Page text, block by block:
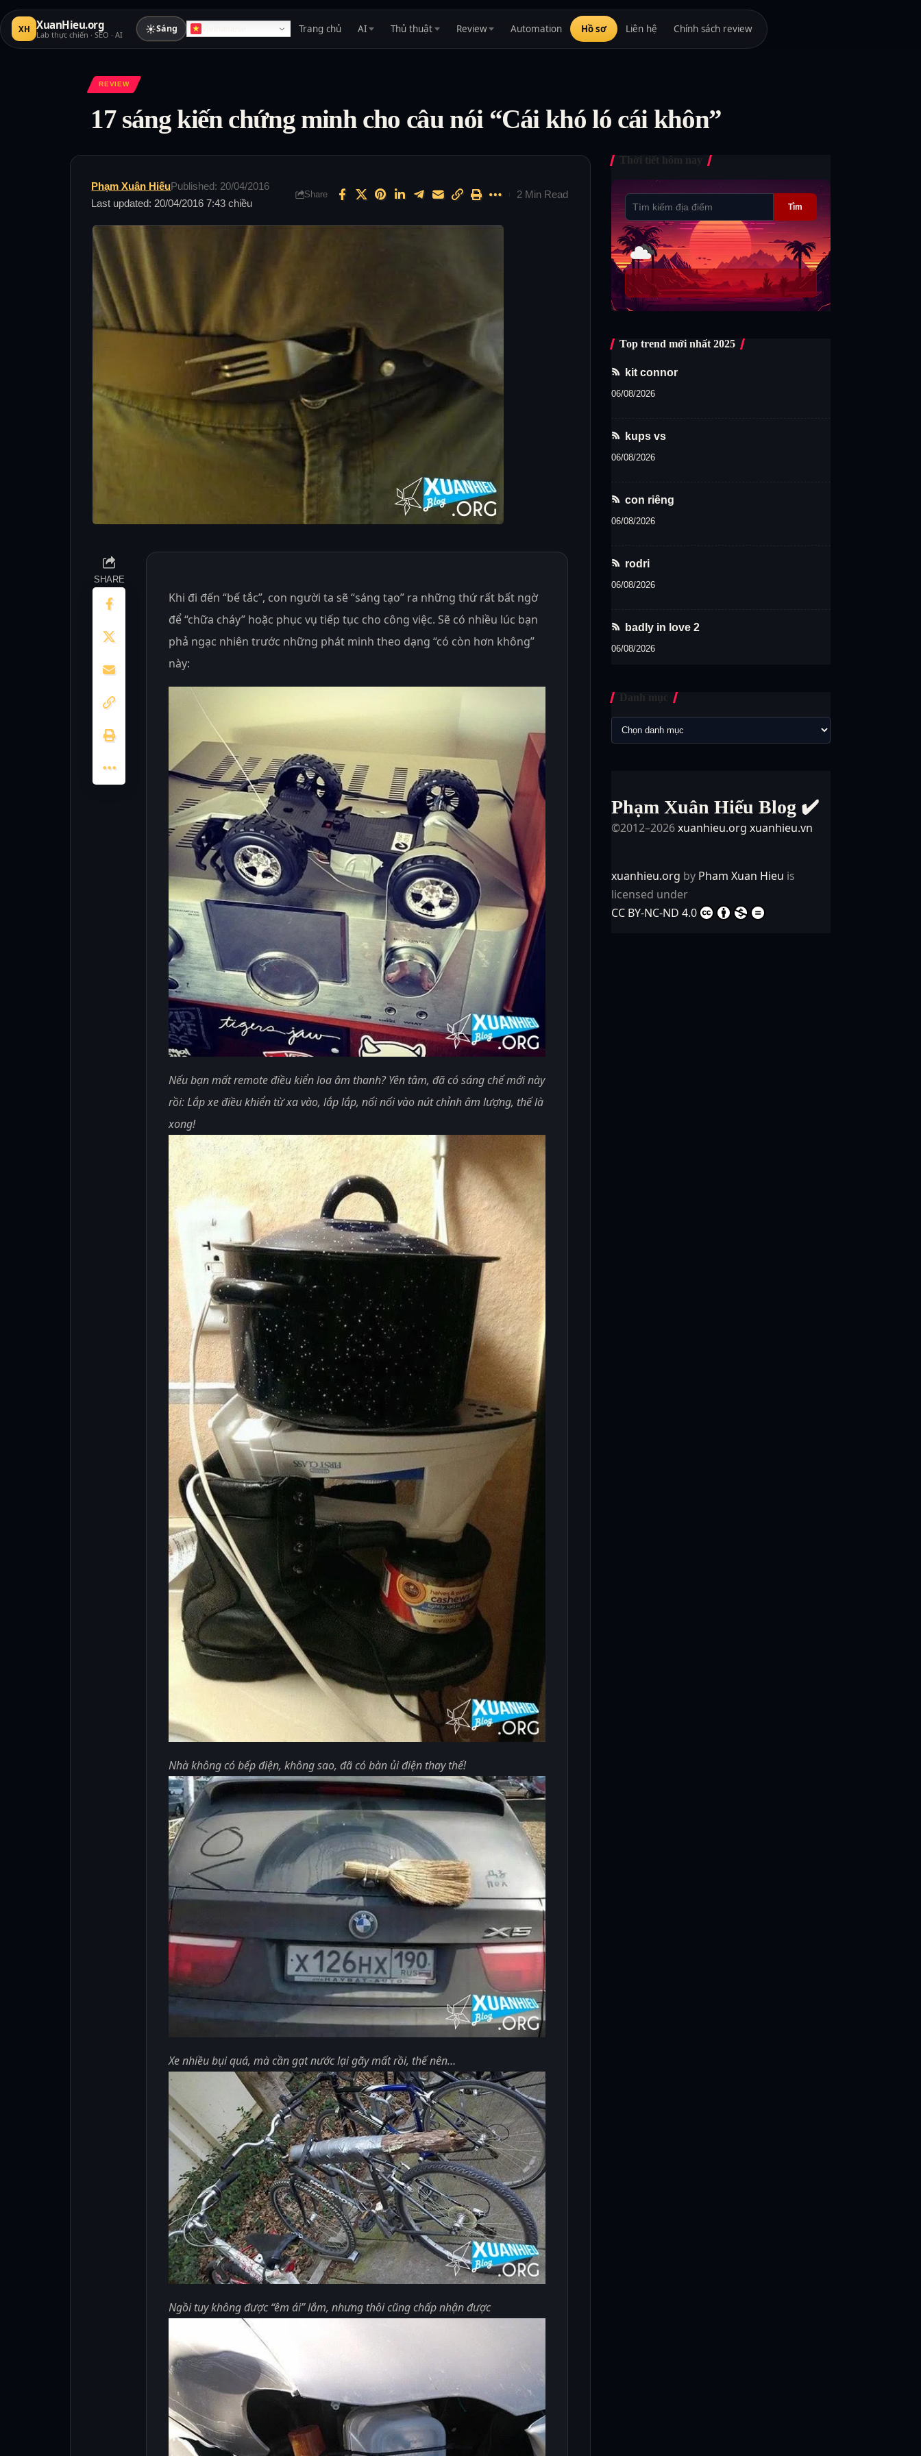
XH XuanHieu.org
Lab thực chiến · SEO · AI ☀Sáng Trang chủ AI Thủ thuật Review Automation Hồ sơ Liên hệ Chính sách review
REVIEW
17 sáng kiến chứng minh cho câu nói “Cái khó ló cái khôn”
Last updated: 20/04/2016 7:43 chiều
Phạm Xuân HiếuPublished: 20/04/2016
Share 2 Min Read
SHARE
Khi đi đến “bế tắc”, con người ta sẽ “sáng tạo” ra những thứ rất bất ngờ
để “chữa cháy” hoặc phục vụ tiếp tục cho công việc. Sẽ có nhiều lúc bạn
phả ngạc nhiên trước những phát minh theo dạng “có còn hơn không”
này:
Nếu bạn mất remote điều kiển loa âm thanh? Yên tâm, đã có sáng chế mới này
rồi: Lắp xe điều khiển từ xa vào, lắp lắp, nối nối vào nút chỉnh âm lượng, thế là
xong!
Nhà không có bếp điện, không sao, đã có bàn ủi điện thay thế!
Xe nhiều bụi quá, mà cần gạt nước lại gãy mất rồi, thế nên…
Ngồi tuy không được “êm ái” lắm, nhưng thôi cũng chấp nhận được
Thời tiết hôm nay
Tìm
Top trend mới nhất 2025
kit connor
06/08/2026
kups vs
06/08/2026
con riêng
06/08/2026
rodri
06/08/2026
badly in love 2
06/08/2026
Danh mục
Phạm Xuân Hiếu Blog ✔️
©2012–2026xuanhieu.org xuanhieu.vn
xuanhieu.org by Pham Xuan Hieu is
licensed under
CC BY-NC-ND 4.0